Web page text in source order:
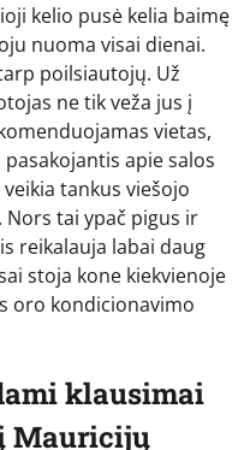
kelio pusė kelia baimę
nuoma visai dienai.
poilsiautojų. Už
ne tik veža jus į
vietas,
apie salos
tankus viešojo
tai ypač pigus ir
reikalauja labai daug
stoja kone kiekvienoje
oro kondicionavimo
klausimai
Mauricijų